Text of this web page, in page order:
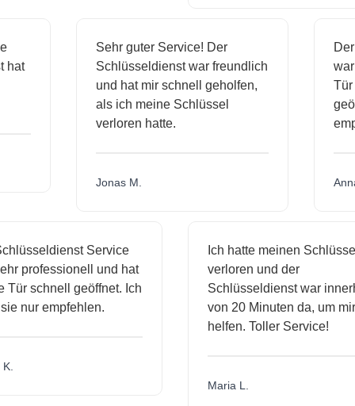
hat
Sehr guter Service! Der
Schlüsseldienst war freundlich
und hat mir schnell geholfen,
als ich meine Schlüssel
verloren hatte.
Jonas M.
Service
professionell und hat
schnell geöffnet. Ich
nur empfehlen.
Ich hatte meinen Schlüssel
verloren und der
Schlüsseldienst war
von 20 Minuten da, um mir
helfen. Toller Service!
Maria L.